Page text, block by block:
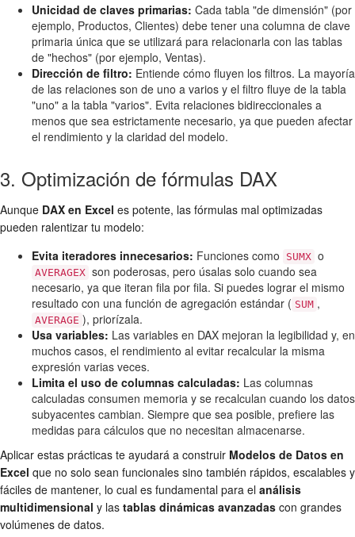
Unicidad de claves primarias: Cada tabla "de dimensión" (por
ejemplo, Productos, Clientes) debe tener una columna de clave
primaria única que se utilizará para relacionarla con las tablas
de "hechos" (por ejemplo, Ventas).
Dirección de filtro: Entiende cómo fluyen los filtros. La mayoría
de las relaciones son de uno a varios y el filtro fluye de la tabla
"uno" a la tabla "varios". Evita relaciones bidireccionales a
menos que sea estrictamente necesario, ya que pueden afectar
el rendimiento y la claridad del modelo.
3. Optimización de fórmulas DAX
Aunque DAX en Excel es potente, las fórmulas mal optimizadas
pueden ralentizar tu modelo:
Evita iteradores innecesarios: Funciones como SUMX o
AVERAGEX son poderosas, pero úsalas solo cuando sea
necesario, ya que iteran fila por fila. Si puedes lograr el mismo
resultado con una función de agregación estándar ( SUM ,
AVERAGE ), priorízala.
Usa variables: Las variables en DAX mejoran la legibilidad y, en
muchos casos, el rendimiento al evitar recalcular la misma
expresión varias veces.
Limita el uso de columnas calculadas: Las columnas
calculadas consumen memoria y se recalculan cuando los datos
subyacentes cambian. Siempre que sea posible, prefiere las
medidas para cálculos que no necesitan almacenarse.
Aplicar estas prácticas te ayudará a construir Modelos de Datos en
Excel que no solo sean funcionales sino también rápidos, escalables y
fáciles de mantener, lo cual es fundamental para el análisis
multidimensional y las tablas dinámicas avanzadas con grandes
volúmenes de datos.